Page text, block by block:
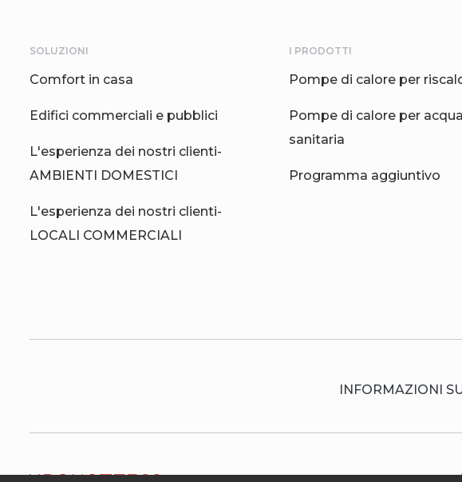
SOLUZIONI
Comfort in casa
Edifici commerciali e pubblici
L'esperienza dei nostri clienti-
AMBIENTI DOMESTICI
L'esperienza dei nostri clienti-
LOCALI COMMERCIALI
I PRODOTTI
Pompe di calore per
Pompe di calore per
sanitaria
Programma aggiuntivo
INFORMAZIONI